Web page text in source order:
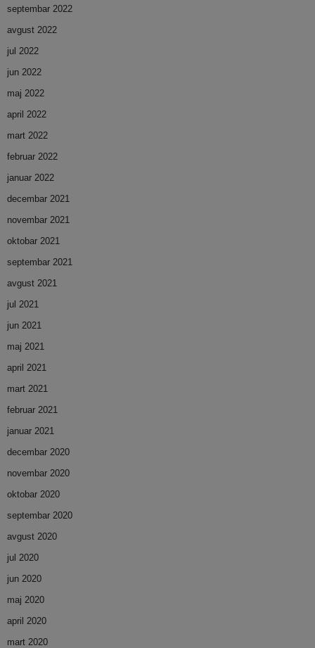
septembar 2022
avgust 2022
jul 2022
jun 2022
maj 2022
april 2022
mart 2022
februar 2022
januar 2022
decembar 2021
novembar 2021
oktobar 2021
septembar 2021
avgust 2021
jul 2021
jun 2021
maj 2021
april 2021
mart 2021
februar 2021
januar 2021
decembar 2020
novembar 2020
oktobar 2020
septembar 2020
avgust 2020
jul 2020
jun 2020
maj 2020
april 2020
mart 2020